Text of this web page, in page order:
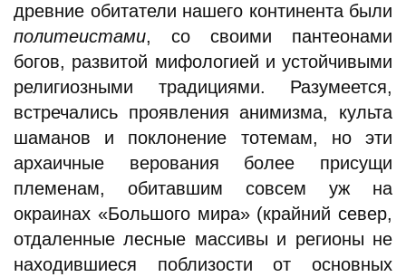
древние обитатели нашего континента были
политеистами, со своими пантеонами
богов, развитой мифологией и устойчивыми
религиозными традициями. Разумеется,
встречались проявления анимизма, культа
шаманов и поклонение тотемам, но эти
архаичные верования более присущи
племенам, обитавшим совсем уж на
окраинах «Большого мира» (крайний север,
отдаленные лесные массивы и регионы не
находившиеся поблизости от основных